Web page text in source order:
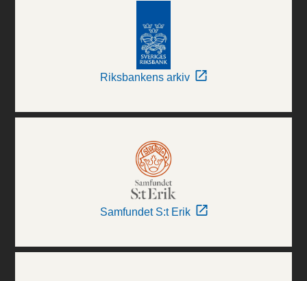
Riksbankens arkiv
Samfundet S:t Erik